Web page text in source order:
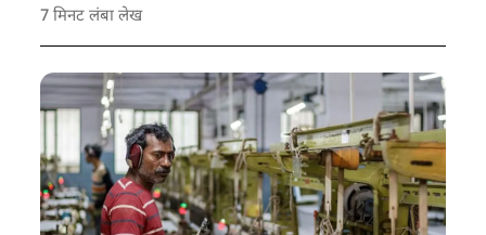
7 मिनट लंबा लेख